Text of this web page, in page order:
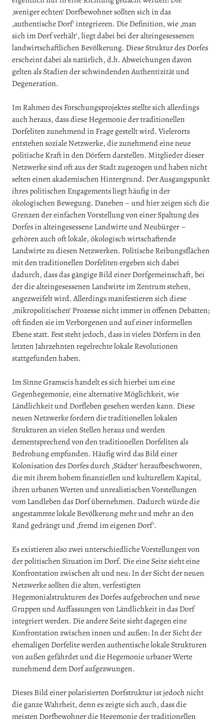
‚weniger echten‘ Dorfbewohner sollten sich in das
‚authentische Dorf‘ integrieren. Die Definition, wie ‚man
sich im Dorf verhält‘, liegt dabei bei der alteingesessenen
landwirtschaftlichen Bevölkerung. Diese Struktur des Dorfes
erscheint dabei als natürlich, d.h. Abweichungen davon
gelten als Stadien der schwindenden Authentizität und
Degeneration.
Im Rahmen des Forschungsprojektes stellte sich allerdings
auch heraus, dass diese Hegemonie der traditionellen
Dorfeliten zunehmend in Frage gestellt wird. Vielerorts
entstehen soziale Netzwerke, die zunehmend eine neue
politische Kraft in den Dörfern darstellen. Mitglieder dieser
Netzwerke sind oft aus der Stadt zugezogen und haben nicht
selten einen akademischen Hintergrund. Der Ausgangspunkt
ihres politischen Engagements liegt häufig in der
ökologischen Bewegung. Daneben – und hier zeigen sich die
Grenzen der einfachen Vorstellung von einer Spaltung des
Dorfes in alteingesessene Landwirte und Neubürger –
gehören auch oft lokale, ökologisch wirtschaftende
Landwirte zu diesen Netzwerken. Politische Reibungsflächen
mit den traditionellen Dorfeliten ergeben sich dabei
dadurch, dass das gängige Bild einer Dorfgemeinschaft, bei
der die alteingesessenen Landwirte im Zentrum stehen,
angezweifelt wird. Allerdings manifestieren sich diese
‚mikropolitischen‘ Prozesse nicht immer in offenen Debatten;
oft finden sie im Verborgenen und auf einer informellen
Ebene statt. Fest steht jedoch, dass in vielen Dörfern in den
letzten Jahrzehnten regelrechte lokale Revolutionen
stattgefunden haben.
Im Sinne Gramscis handelt es sich hierbei um eine
Gegenhegemonie, eine alternative Möglichkeit, wie
Ländlichkeit und Dorfleben gesehen werden kann. Diese
neuen Netzwerke fordern die traditionellen lokalen
Strukturen an vielen Stellen heraus und werden
dementsprechend von den traditionellen Dorfeliten als
Bedrohung empfunden. Häufig wird das Bild einer
Kolonisation des Dorfes durch ‚Städter‘ heraufbeschworen,
die mit ihrem hohem finanziellen und kulturellem Kapital,
ihren urbanen Werten und unrealistischen Vorstellungen
vom Landleben das Dorf übernehmen. Dadurch würde die
angestammte lokale Bevölkerung mehr und mehr an den
Rand gedrängt und ‚fremd im eigenen Dorf‘.
Es existieren also zwei unterschiedliche Vorstellungen von
der politischen Situation im Dorf. Die eine Seite sieht eine
Konfrontation zwischen alt und neu: In der Sicht der neuen
Netzwerke sollten die alten, verfestigten
Hegemonialstrukturen des Dorfes aufgebrochen und neue
Gruppen und Auffassungen von Ländlichkeit in das Dorf
integriert werden. Die andere Seite sieht dagegen eine
Konfrontation zwischen innen und außen: In der Sicht der
ehemaligen Dorfelite werden authentische lokale Strukturen
von außen gefährdet und die Hegemonie urbaner Werte
zunehmend dem Dorf aufgezwungen.
Dieses Bild einer polarisierten Dorfstruktur ist jedoch nicht
die ganze Wahrheit, denn es zeigte sich auch, dass die
meisten Dorfbewohner die Hegemonie der traditionellen